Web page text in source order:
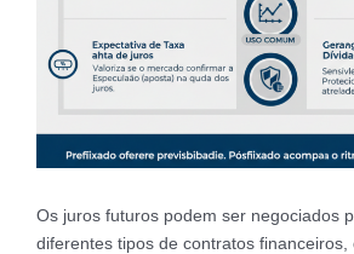
Os juros futuros podem ser negociados
diferentes tipos de contratos financeiros,